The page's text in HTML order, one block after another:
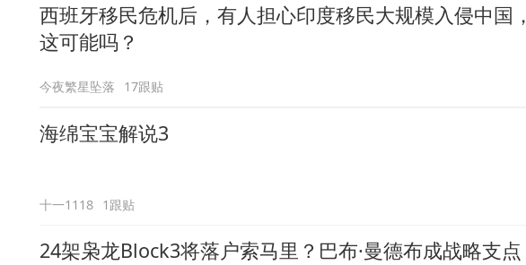
西班牙移民危机后，有人担心印度移民大规模入侵中国，
这可能吗？
今夜繁星坠落 17跟贴
海绵宝宝解说3
十一1118 1跟贴
24架枭龙Block3将落户索马里？巴布·曼德布成战略支点